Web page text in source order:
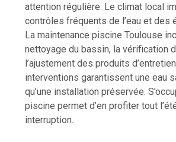
attention régulière. Le climat local
contrôles fréquents de l’eau et des
La maintenance piscine Toulouse
nettoyage du bassin, la vérification
l’ajustement des produits
interventions garantissent une eau
qu’une installation préservée.
piscine permet d’en profiter tout
interruption.